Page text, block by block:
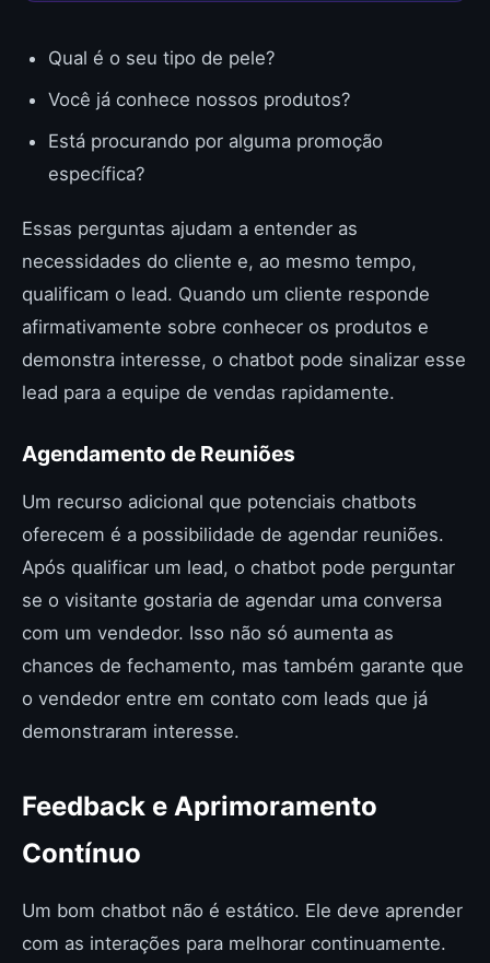
Qual é o seu tipo de pele?
Você já conhece nossos produtos?
Está procurando por alguma promoção
específica?
Essas perguntas ajudam a entender as
necessidades do cliente e, ao mesmo tempo,
qualificam o lead. Quando um cliente responde
afirmativamente sobre conhecer os produtos e
demonstra interesse, o chatbot pode sinalizar esse
lead para a equipe de vendas rapidamente.
Agendamento de Reuniões
Um recurso adicional que potenciais chatbots
oferecem é a possibilidade de agendar reuniões.
Após qualificar um lead, o chatbot pode perguntar
se o visitante gostaria de agendar uma conversa
com um vendedor. Isso não só aumenta as
chances de fechamento, mas também garante que
o vendedor entre em contato com leads que já
demonstraram interesse.
Feedback e Aprimoramento
Contínuo
Um bom chatbot não é estático. Ele deve aprender
com as interações para melhorar continuamente.